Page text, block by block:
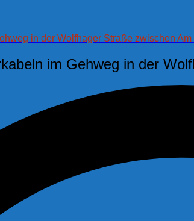
in der Wolfhager Straße zwischen
im Gehweg in der